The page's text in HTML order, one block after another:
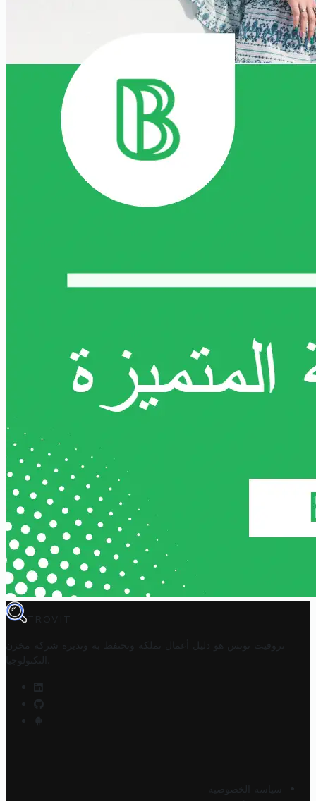
TROVIT
تروفيت تونس هو دليل أعمال تملكه وتحتفظ به وتديره
شركة مخزن
التكنولوجيا
سياسة الخصوصية